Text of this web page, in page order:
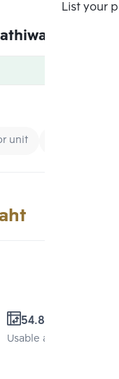
List your
unit
54.81 Sq.m.
Usable area